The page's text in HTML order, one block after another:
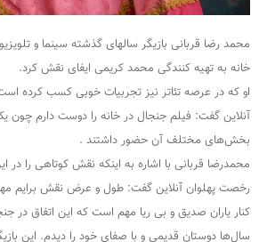
محمد رضا قربانی بازیگر سالهای گذشته سینما و
خانه به تهیه کنندگی محمد کریمی ایفای نقش کرد.
او که در عرصه تئاتر نیز تجربیات خوبی کسب کرده
آنلاین گفت: فیلم جنجال در خانه را دوست دارم چون
بخش‌های مختلف آن حضور داشتند .
محمدرضا قربانی با اشاره به اینکه نقش کوتاهی را در
رخصت پهلوان آنلاین گفت: طول و عرض نقش برایم
کنار یاران صدیق و بی ریا مهم است که این اتفاق در
سال‌ها دوستان قدیمی و با صفای خود را دیدم. این